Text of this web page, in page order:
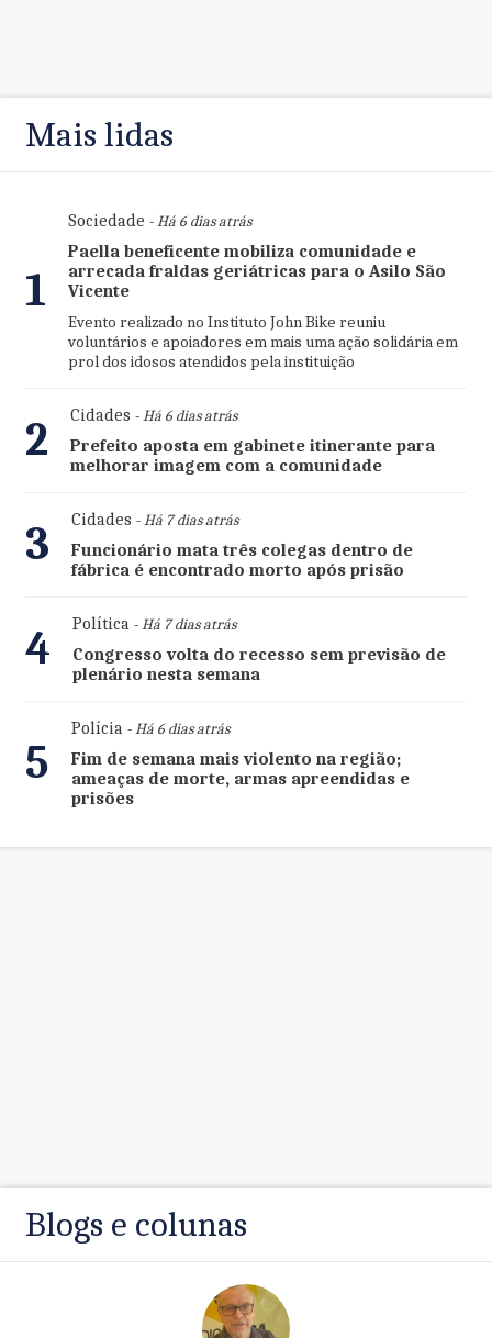
Mais lidas
1
Sociedade - Há 6 dias atrás
Paella beneficente mobiliza comunidade e
arrecada fraldas geriátricas para o Asilo São
Vicente
Evento realizado no Instituto John Bike reuniu
voluntários e apoiadores em mais uma ação solidária em
prol dos idosos atendidos pela instituição
2 Cidades - Há 6 dias atrás
Prefeito aposta em gabinete itinerante para
melhorar imagem com a comunidade
3 Cidades - Há 7 dias atrás
Funcionário mata três colegas dentro de
fábrica é encontrado morto após prisão
4 Política- Há 7 dias atrás
Congresso volta do recesso sem previsão de
plenário nesta semana
5
Polícia- Há 6 dias atrás
Fim de semana mais violento na região;
ameaças de morte, armas apreendidas e
prisões
Blogs e colunas